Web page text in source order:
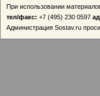
При использовании
тел/факс: +7 (495) 230 0597
Администрация Sostav.ru